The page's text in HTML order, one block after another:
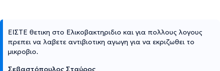
ΕΙΣΤΕ θετικη στο Ελικοβακτηριδιο και για πολλους λογους
πρεπει να λαβετε αντιβιοτικη αγωγη για να εκριζωθει το
μικροβιο.
Σεβαστόπουλος Σταύρος